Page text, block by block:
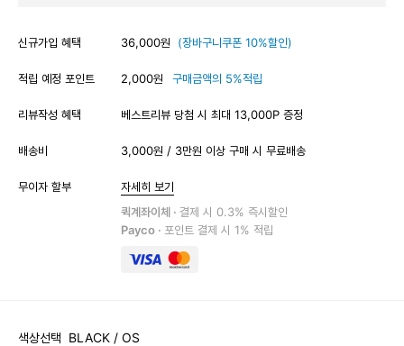
신규가입 혜택 36,000원 (장바구니쿠폰 10%할인)
적립 예정 포인트 2,000원 구매금액의 5%적립
리뷰작성 혜택 베스트리뷰 당첨 시 최대 13,000P 증정
배송비 3,000원 / 3만원 이상 구매 시 무료배송
무이자 할부
자세히 보기
퀵계좌이체 · 결제 시 0.3% 즉시할인
Payco · 포인트 결제 시 1% 적립
색상선택 BLACK / OS